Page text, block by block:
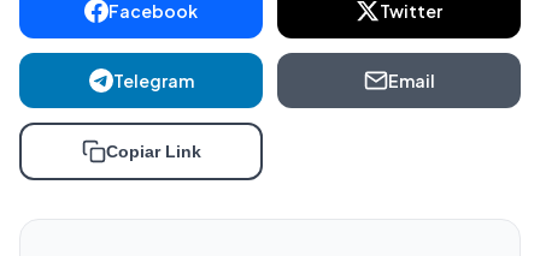
Facebook Twitter
Telegram Email
Copiar Link